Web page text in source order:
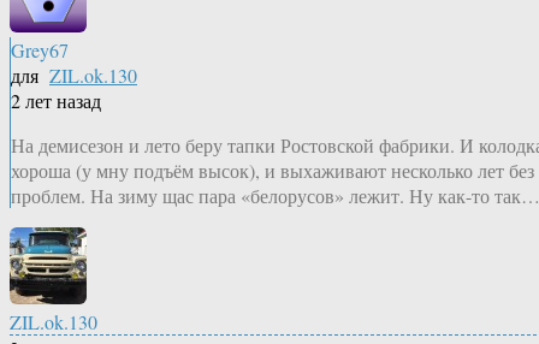
Grey67
для ZIL.ok.130
2 лет назад
На демисезон и лето беру тапки Ростовской фабрики. И
хороша (у мну подъём высок), и выхаживают несколько лет без
проблем. На зиму щас пара «белорусов» лежит. Ну как-то так…
ZIL.ok.130